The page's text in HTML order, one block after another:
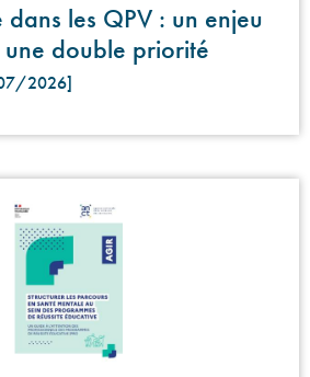
dans les QPV : un enjeu
une double priorité
2026]